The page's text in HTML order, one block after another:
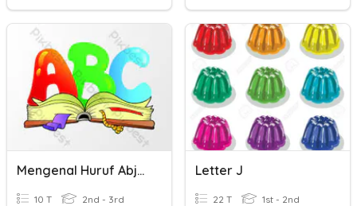
Mengenal Huruf Abjad
10 T 2nd - 3rd
Letter J
22 T 1st - 2nd